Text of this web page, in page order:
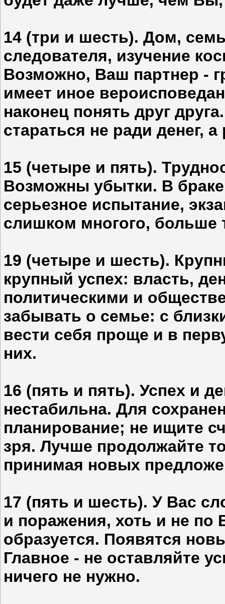
14 (три и шесть). Дом,
следователя, изучение
Возможно, Ваш партнер -
имеет иное
наконец понять друг
стараться не ради денег,
15 (четыре и пять).
Возможны убытки. В
серьезное испытание,
слишком многого, больше
19 (четыре и шесть).
крупный успех: власть,
политическими и
забывать о семье: с
вести себя проще и в
них.
16 (пять и пять). Успех и
нестабильна. Для
планирование; не ищите
зря. Лучше продолжайте
принимая новых
17 (пять и шесть). У Вас
и поражения, хоть и не по
образуется. Появятся
Главное - не оставляйте
ничего не нужно.